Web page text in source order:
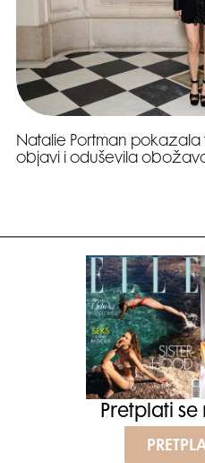
Natalie Portman
objavi i oduševila
Pretplati